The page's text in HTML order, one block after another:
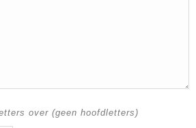
over (geen hoofdletters)